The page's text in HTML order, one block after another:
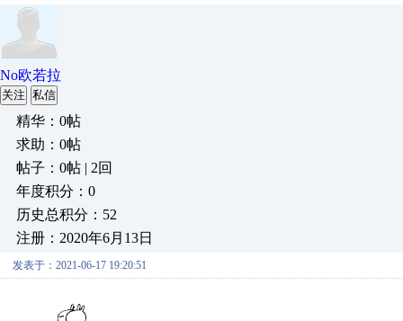
No欧若拉
关注 私信
精华：0帖
求助：0帖
帖子：0帖 | 2回
年度积分：0
历史总积分：52
注册：2020年6月13日
发表于：2021-06-17 19:20:51